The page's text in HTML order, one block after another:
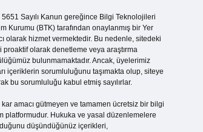
Sayılı Kanun gereğince Bilgi Teknolojileri
Kurumu (BTK) tarafından onaylanmış bir Yer
olarak hizmet vermektedir. Bu nedenle, sitedeki
proaktif olarak denetleme veya araştırma
bulunmamaktadır. Ancak, üyelerimiz
içeriklerin sorumluluğunu taşımakta olup, siteye
bu sorumluluğu kabul etmiş sayılırlar.
amacı gütmeyen ve tamamen ücretsiz bir bilgi
platformudur. Hukuka ve yasal düzenlemelere
düşündüğünüz içerikleri,